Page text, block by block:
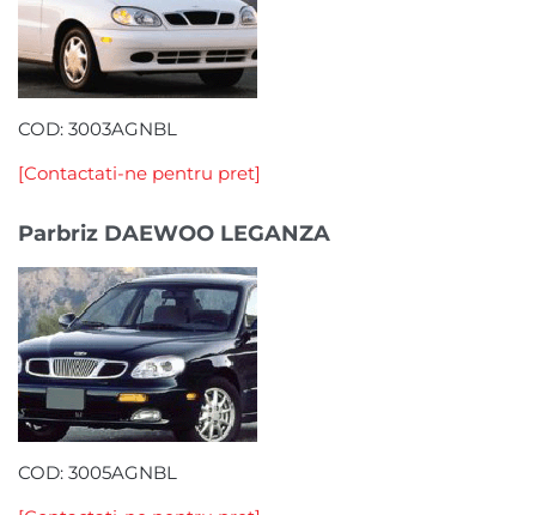
COD: 3003AGNBL
[Contactati-ne pentru pret]
Parbriz DAEWOO LEGANZA
COD: 3005AGNBL